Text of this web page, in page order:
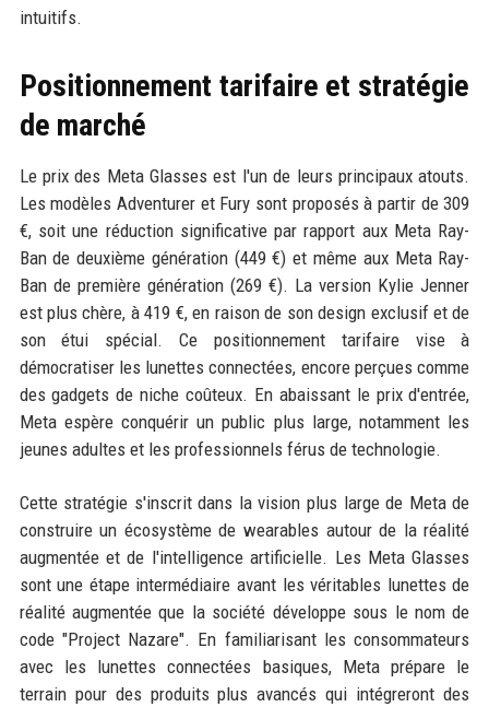
intuitifs.
Positionnement tarifaire et stratégie
de marché
Le prix des Meta Glasses est l'un de leurs principaux atouts.
Les modèles Adventurer et Fury sont proposés à partir de 309
€, soit une réduction significative par rapport aux Meta Ray-
Ban de deuxième génération (449 €) et même aux Meta Ray-
Ban de première génération (269 €). La version Kylie Jenner
est plus chère, à 419 €, en raison de son design exclusif et de
son étui spécial. Ce positionnement tarifaire vise à
démocratiser les lunettes connectées, encore perçues comme
des gadgets de niche coûteux. En abaissant le prix d'entrée,
Meta espère conquérir un public plus large, notamment les
jeunes adultes et les professionnels férus de technologie.
Cette stratégie s'inscrit dans la vision plus large de Meta de
construire un écosystème de wearables autour de la réalité
augmentée et de l'intelligence artificielle. Les Meta Glasses
sont une étape intermédiaire avant les véritables lunettes de
réalité augmentée que la société développe sous le nom de
code "Project Nazare". En familiarisant les consommateurs
avec les lunettes connectées basiques, Meta prépare le
terrain pour des produits plus avancés qui intégreront des